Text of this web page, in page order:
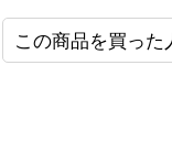
この商品を買っ